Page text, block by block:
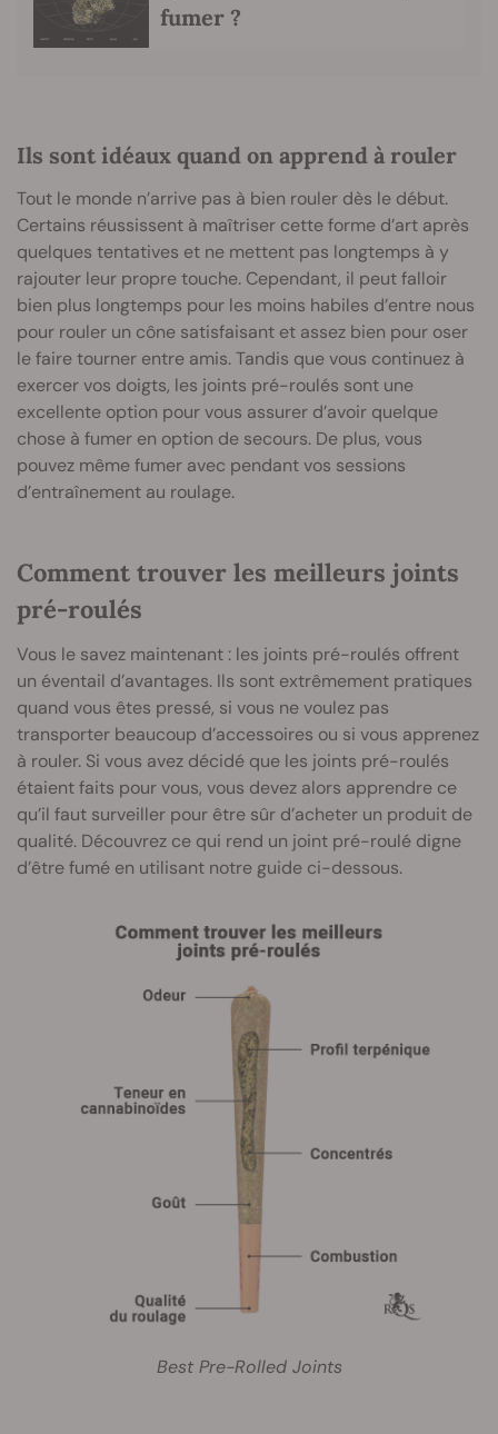
fumer ?
Ils sont idéaux quand on apprend à rouler
Tout le monde n’arrive pas à bien rouler dès le début.
Certains réussissent à maîtriser cette forme d’art après
quelques tentatives et ne mettent pas longtemps à y
rajouter leur propre touche. Cependant, il peut falloir
bien plus longtemps pour les moins habiles d’entre nous
pour rouler un cône satisfaisant et assez bien pour oser
le faire tourner entre amis. Tandis que vous continuez à
exercer vos doigts, les joints pré-roulés sont une
excellente option pour vous assurer d’avoir quelque
chose à fumer en option de secours. De plus, vous
pouvez même fumer avec pendant vos sessions
d’entraînement au roulage.
Comment trouver les meilleurs joints
pré-roulés
Vous le savez maintenant : les joints pré-roulés offrent
un éventail d’avantages. Ils sont extrêmement pratiques
quand vous êtes pressé, si vous ne voulez pas
transporter beaucoup d’accessoires ou si vous apprenez
à rouler. Si vous avez décidé que les joints pré-roulés
étaient faits pour vous, vous devez alors apprendre ce
qu’il faut surveiller pour être sûr d’acheter un produit de
qualité. Découvrez ce qui rend un joint pré-roulé digne
d’être fumé en utilisant notre guide ci-dessous.
Best Pre-Rolled Joints